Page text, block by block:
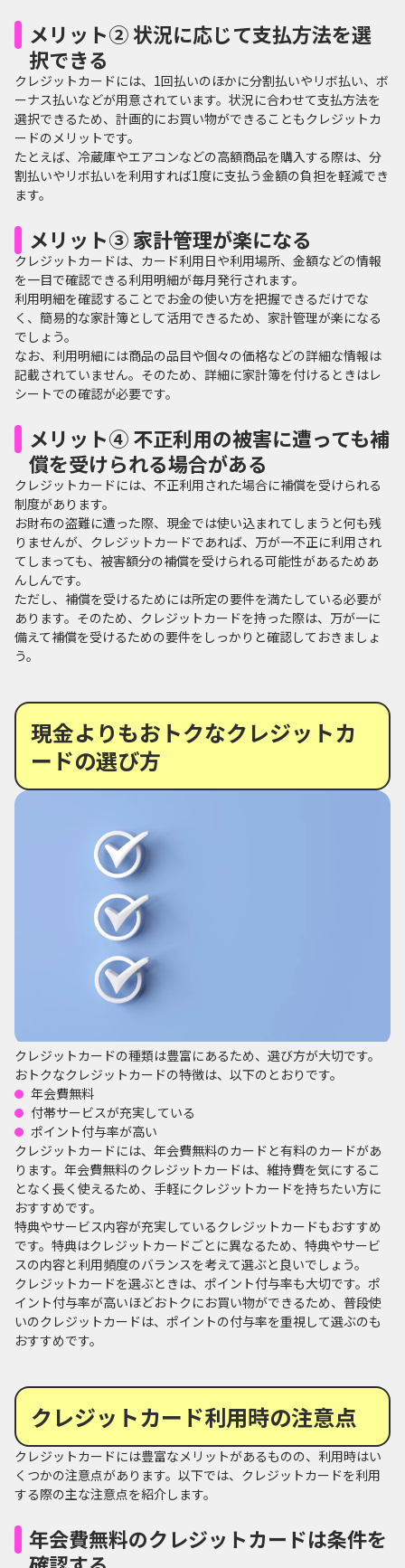
メリット② 状況に応じて支払方法を選
択できる
クレジットカードには、1回払いのほかに分割払いやリボ払い、ボ
ーナス払いなどが用意されています。状況に合わせて支払方法を
選択できるため、計画的にお買い物ができることもクレジットカ
ードのメリットです。
たとえば、冷蔵庫やエアコンなどの高額商品を購入する際は、分
割払いやリボ払いを利用すれば1度に支払う金額の負担を軽減でき
ます。
メリット③ 家計管理が楽になる
クレジットカードは、カード利用日や利用場所、金額などの情報
を一目で確認できる利用明細が毎月発行されます。
利用明細を確認することでお金の使い方を把握できるだけでな
く、簡易的な家計簿として活用できるため、家計管理が楽になる
でしょう。
なお、利用明細には商品の品目や個々の価格などの詳細な情報は
記載されていません。そのため、詳細に家計簿を付けるときはレ
シートでの確認が必要です。
メリット④ 不正利用の被害に遭っても補
償を受けられる場合がある
クレジットカードには、不正利用された場合に補償を受けられる
制度があります。
お財布の盗難に遭った際、現金では使い込まれてしまうと何も残
りませんが、クレジットカードであれば、万が一不正に利用され
てしまっても、被害額分の補償を受けられる可能性があるためあ
んしんです。
ただし、補償を受けるためには所定の要件を満たしている必要が
あります。そのため、クレジットカードを持った際は、万が一に
備えて補償を受けるための要件をしっかりと確認しておきましょ
う。
現金よりもおトクなクレジットカ
ードの選び方
クレジットカードの種類は豊富にあるため、選び方が大切です。
おトクなクレジットカードの特徴は、以下のとおりです。
年会費無料
付帯サービスが充実している
ポイント付与率が高い
クレジットカードには、年会費無料のカードと有料のカードがあ
ります。年会費無料のクレジットカードは、維持費を気にするこ
となく長く使えるため、手軽にクレジットカードを持ちたい方に
おすすめです。
特典やサービス内容が充実しているクレジットカードもおすすめ
です。特典はクレジットカードごとに異なるため、特典やサービ
スの内容と利用頻度のバランスを考えて選ぶと良いでしょう。
クレジットカードを選ぶときは、ポイント付与率も大切です。ポ
イント付与率が高いほどおトクにお買い物ができるため、普段使
いのクレジットカードは、ポイントの付与率を重視して選ぶのも
おすすめです。
クレジットカード利用時の注意点
クレジットカードには豊富なメリットがあるものの、利用時はい
くつかの注意点があります。以下では、クレジットカードを利用
する際の主な注意点を紹介します。
年会費無料のクレジットカードは条件を